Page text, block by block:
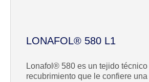
LONAFOL® 580 L1
Lonafol® 580 es un tejido
recubrimiento que le confiere una